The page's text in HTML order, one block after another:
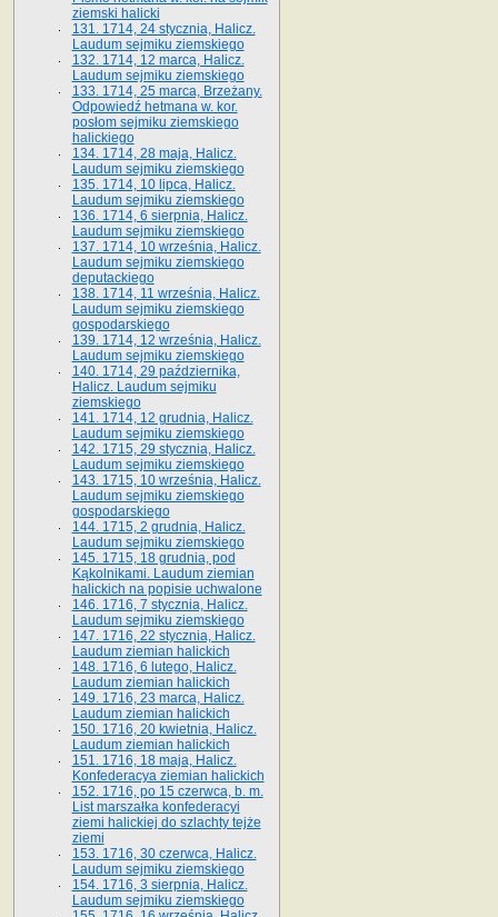
ziemski halicki
131. 1714, 24 stycznia, Halicz.
Laudum sejmiku ziemskiego
132. 1714, 12 marca, Halicz.
Laudum sejmiku ziemskiego
133. 1714, 25 marca, Brzeżany.
Odpowiedź hetmana w. kor.
posłom sejmiku ziemskiego
halickiego
134. 1714, 28 maja, Halicz.
Laudum sejmiku ziemskiego
135. 1714, 10 lipca, Halicz.
Laudum sejmiku ziemskiego
136. 1714, 6 sierpnia, Halicz.
Laudum sejmiku ziemskiego
137. 1714, 10 września, Halicz.
Laudum sejmiku ziemskiego
deputackiego
138. 1714, 11 września, Halicz.
Laudum sejmiku ziemskiego
gospodarskiego
139. 1714, 12 września, Halicz.
Laudum sejmiku ziemskiego
140. 1714, 29 października,
Halicz. Laudum sejmiku
ziemskiego
141. 1714, 12 grudnia, Halicz.
Laudum sejmiku ziemskiego
142. 1715, 29 stycznia, Halicz.
Laudum sejmiku ziemskiego
143. 1715, 10 września, Halicz.
Laudum sejmiku ziemskiego
gospodarskiego
144. 1715, 2 grudnia, Halicz.
Laudum sejmiku ziemskiego
145. 1715, 18 grudnia, pod
Kąkolnikami. Laudum ziemian
halickich na popisie uchwalone
146. 1716, 7 stycznia, Halicz.
Laudum sejmiku ziemskiego
147. 1716, 22 stycznia, Halicz.
Laudum ziemian halickich
148. 1716, 6 lutego, Halicz.
Laudum ziemian halickich
149. 1716, 23 marca, Halicz.
Laudum ziemian halickich
150. 1716, 20 kwietnia, Halicz.
Laudum ziemian halickich
151. 1716, 18 maja, Halicz.
Konfederacya ziemian halickich
152. 1716, po 15 czerwca, b. m.
List marszałka konfederacyi
ziemi halickiej do szlachty tejże
ziemi
153. 1716, 30 czerwca, Halicz.
Laudum sejmiku ziemskiego
154. 1716, 3 sierpnia, Halicz.
Laudum sejmiku ziemskiego